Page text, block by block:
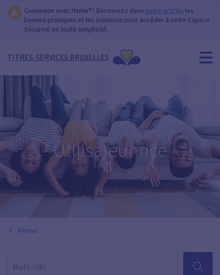
Connexion avec itsme®? Découvrez dans notre article, les
bonnes pratiques et les solutions pour accéder à votre Espace
Sécurisé en toute simplicité.
TITRES-SERVICES BRUXELLES
Utilisateur·rice
Retour